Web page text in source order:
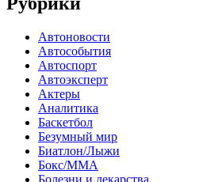
Автоновости
Автособытия
Автоспорт
Автоэксперт
Актеры
Аналитика
Баскетбол
Безумный мир
Биатлон/Лыжи
Бокс/MMA